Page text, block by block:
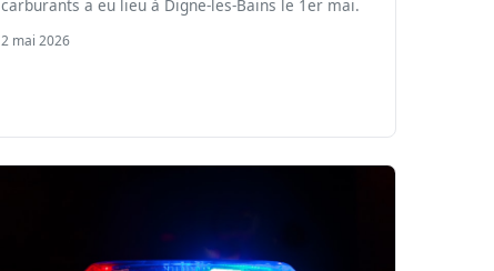
carburants a eu lieu à Digne-les-Bains le 1er mai.
2 mai 2026